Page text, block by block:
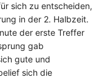
sich zu entscheiden,
in der 2. Halbzeit.
der erste Treffer
gab
gute und
sich die